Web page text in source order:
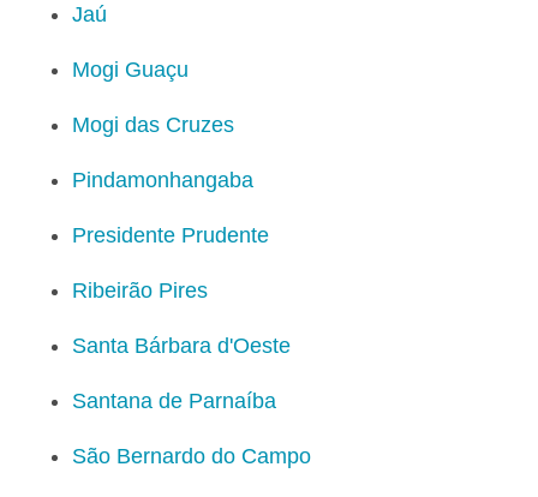
Jaú
Mogi Guaçu
Mogi das Cruzes
Pindamonhangaba
Presidente Prudente
Ribeirão Pires
Santa Bárbara d'Oeste
Santana de Parnaíba
São Bernardo do Campo